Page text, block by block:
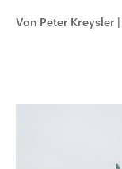
Von Peter Kreysler |